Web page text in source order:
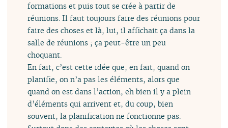
formations et puis tout se crée à partir de
réunions. Il faut toujours faire des réunions pour
faire des choses et là, lui, il affichait ça dans la
salle de réunions ; ça peut-être un peu
choquant.
En fait, c’est cette idée que, en fait, quand on
planifie, on n’a pas les éléments, alors que
quand on est dans l’action, eh bien il y a plein
d’éléments qui arrivent et, du coup, bien
souvent, la planification ne fonctionne pas.